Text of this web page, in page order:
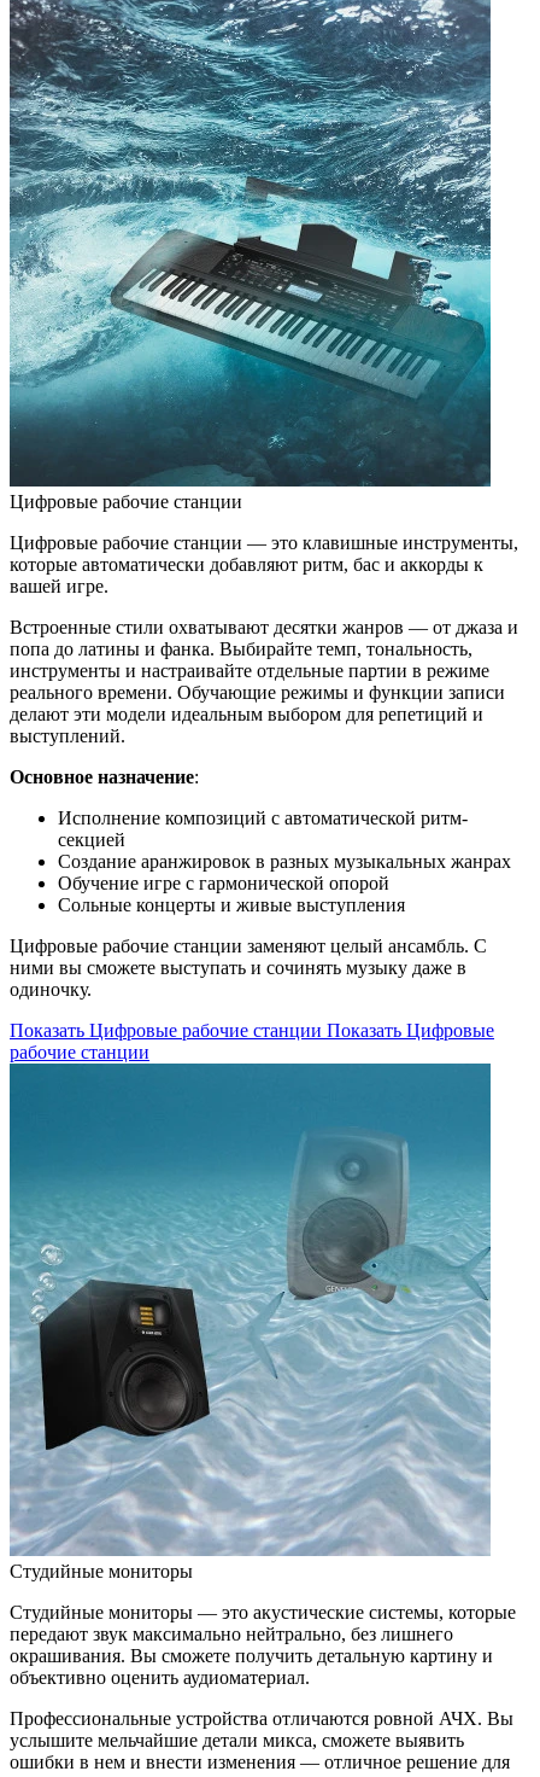
Цифровые рабочие станции
Цифровые рабочие станции — это клавишные инструменты,
которые автоматически добавляют ритм, бас и аккорды к
вашей игре.
Встроенные стили охватывают десятки жанров — от джаза и
попа до латины и фанка. Выбирайте темп, тональность,
инструменты и настраивайте отдельные партии в режиме
реального времени. Обучающие режимы и функции записи
делают эти модели идеальным выбором для репетиций и
выступлений.
Основное назначение:
Исполнение композиций с автоматической ритм-
секцией
Создание аранжировок в разных музыкальных жанрах
Обучение игре с гармонической опорой
Сольные концерты и живые выступления
Цифровые рабочие станции заменяют целый ансамбль. С
ними вы сможете выступать и сочинять музыку даже в
одиночку.
Показать Цифровые рабочие станции Показать Цифровые
рабочие станции
Студийные мониторы
Студийные мониторы — это акустические системы, которые
передают звук максимально нейтрально, без лишнего
окрашивания. Вы сможете получить детальную картину и
объективно оценить аудиоматериал.
Профессиональные устройства отличаются ровной АЧХ. Вы
услышите мельчайшие детали микса, сможете выявить
ошибки в нем и внести изменения — отличное решение для